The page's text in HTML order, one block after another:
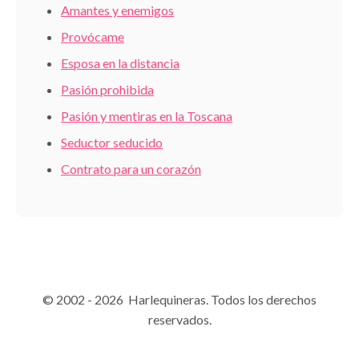
Amantes y enemigos
Provócame
Esposa en la distancia
Pasión prohibida
Pasión y mentiras en la Toscana
Seductor seducido
Contrato para un corazón
© 2002 - 2026 Harlequineras. Todos los derechos
reservados.